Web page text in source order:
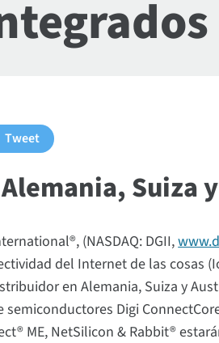
Tweet
Suiza
(NASDAQ: DGII,
del Internet de las cosas
en Alemania, Suiza y
Digi
ME, NetSilicon & Rabbit®